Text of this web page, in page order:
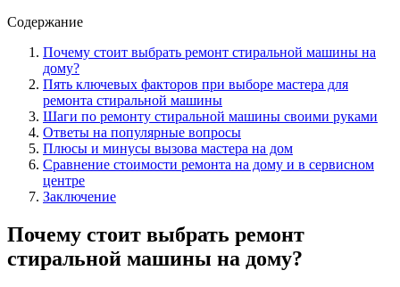
Содержание
Почему стоит выбрать ремонт стиральной машины на
дому?
Пять ключевых факторов при выборе мастера для
ремонта стиральной машины
Шаги по ремонту стиральной машины своими руками
Ответы на популярные вопросы
Плюсы и минусы вызова мастера на дом
Сравнение стоимости ремонта на дому и в сервисном
центре
Заключение
Почему стоит выбрать ремонт
стиральной машины на дому?